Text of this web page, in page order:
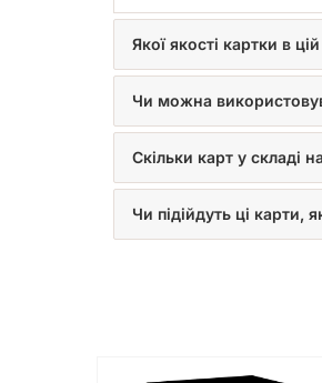
Якої якості картки в
Чи можна
Скільки карт у складі
Чи підійдуть ці карти,